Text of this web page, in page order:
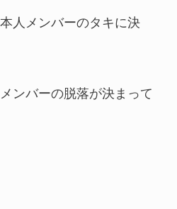
人メンバーのタキに決
ンバーの脱落が決まって